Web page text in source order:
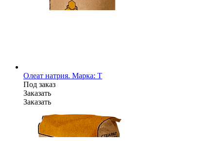
Олеат натрия. Марка: T
Под заказ
Заказать
Заказать